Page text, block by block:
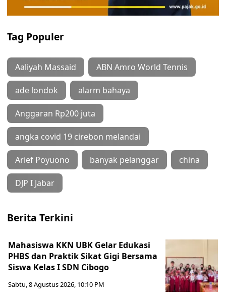
Tag Populer
Aaliyah Massaid ABN Amro World Tennis
ade londok alarm bahaya
Anggaran Rp200 juta
angka covid 19 cirebon melandai
Arief Poyuono banyak pelanggar china
DJP I Jabar
Berita Terkini
Mahasiswa KKN UBK Gelar Edukasi
PHBS dan Praktik Sikat Gigi Bersama
Siswa Kelas I SDN Cibogo
Sabtu, 8 Agustus 2026, 10:10 PM